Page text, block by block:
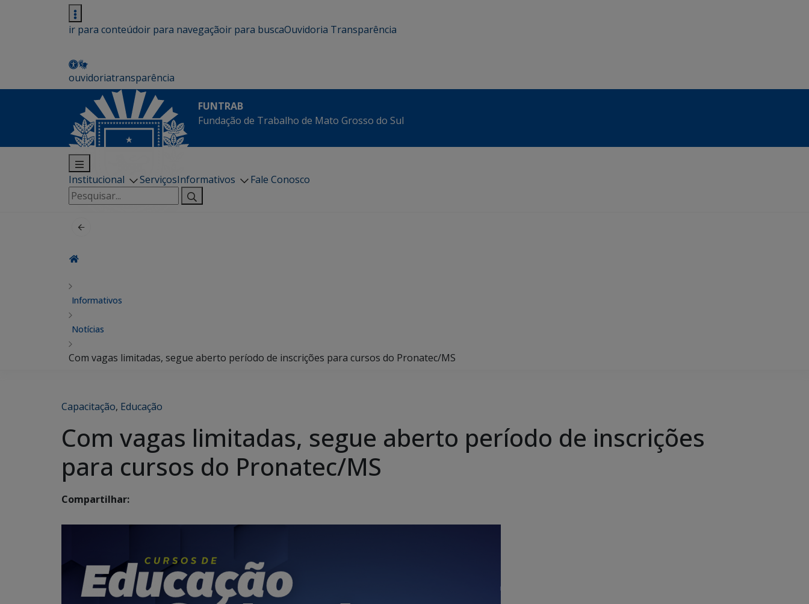
ir para conteúdoir para navegaçãoir para buscaOuvidoria Transparência
ouvidoriatransparência
FUNTRAB
Fundação de Trabalho de Mato Grosso do Sul
Institucional ServiçosInformativos
Fale Conosco
Pesquisar
por:
Informativos
Notícias
Com vagas limitadas, segue aberto período de inscrições para cursos do Pronatec/MS
Capacitação, Educação
Com vagas limitadas, segue aberto período de inscrições
para cursos do Pronatec/MS
Compartilhar: